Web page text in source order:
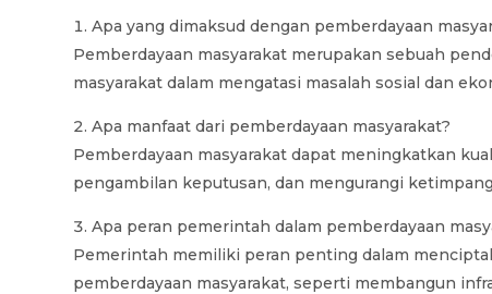
Apa yang dimaksud dengan pemberdayaan
Pemberdayaan masyarakat merupakan sebuah
masyarakat dalam mengatasi masalah sosial dan
Apa manfaat dari pemberdayaan masyarakat?
Pemberdayaan masyarakat dapat meningkatkan
pengambilan keputusan, dan mengurangi
Apa peran pemerintah dalam pemberdayaan
Pemerintah memiliki peran penting dalam
pemberdayaan masyarakat, seperti membangun